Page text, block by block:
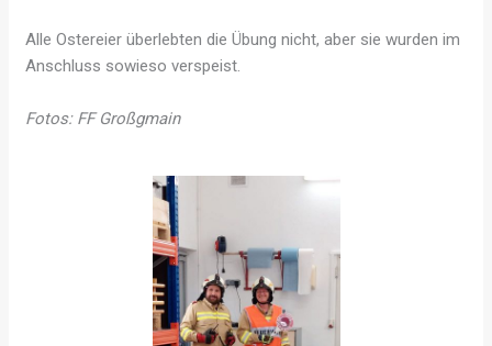
Alle Ostereier überlebten die Übung nicht, aber sie wurden im
Anschluss sowieso verspeist.
Fotos: FF Großgmain